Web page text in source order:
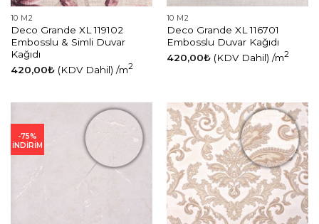
10 M2
Deco Grande XL 119102
Embosslu & Simli Duvar
Kağıdı
420,00₺ (KDV Dahil) /m2
10 M2
Deco Grande XL 116701
Embosslu Duvar Kağıdı
420,00₺ (KDV Dahil) /m2
-75%
İNDİRİM